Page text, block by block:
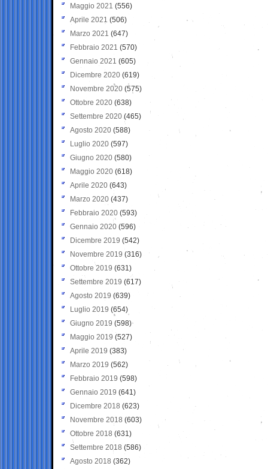
Maggio 2021 (556)
Aprile 2021 (506)
Marzo 2021 (647)
Febbraio 2021 (570)
Gennaio 2021 (605)
Dicembre 2020 (619)
Novembre 2020 (575)
Ottobre 2020 (638)
Settembre 2020(465)
Agosto 2020 (588)
Luglio 2020 (597)
Giugno 2020 (580)
Maggio 2020 (618)
Aprile 2020 (643)
Marzo 2020 (437)
Febbraio 2020 (593)
Gennaio 2020 (596)
Dicembre 2019 (542)
Novembre 2019 (316)
Ottobre 2019 (631)
Settembre 2019 (617)
Agosto 2019 (639)
Luglio 2019 (654)
Giugno 2019 (598)
Maggio 2019 (527)
Aprile 2019 (383)
Marzo 2019 (562)
Febbraio 2019 (598)
Gennaio 2019 (641)
Dicembre 2018 (623)
Novembre 2018 (603)
Ottobre 2018 (631)
Settembre 2018 (586)
Agosto 2018 (362)